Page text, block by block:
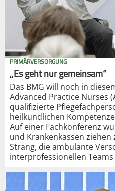
PRIMÄRVERSORGUNG
„Es geht nur gemeinsam“
Das BMG will noch in
Advanced Practice Nurses
qualifizierte
heilkundlichen
Auf einer Fachkonferenz
und Krankenkassen
Strang, die ambulante
interprofessionellen